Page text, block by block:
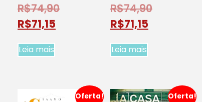
R$74,90
R$71,15
Leia mais
R$74,90
R$71,15
Leia mais
Oferta! Oferta!